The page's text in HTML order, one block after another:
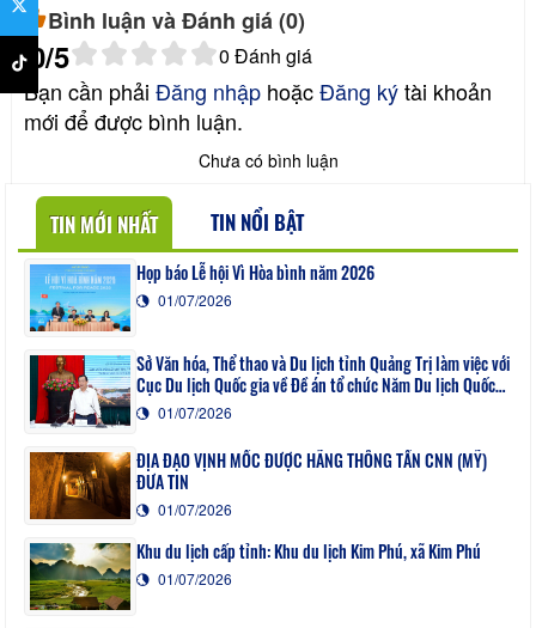
Bình luận và Đánh giá (0)
0/5 0 Đánh giá
Bạn cần phải Đăng nhập hoặcĐăng kýtài khoản
mới để được bình luận.
Chưa có bình luận
TIN MỚI NHẤT TIN NỔI BẬT
Họp báo Lễ hội Vì Hòa bình năm 2026
01/07/2026
Sở Văn hóa, Thể thao và Du lịch tỉnh Quảng Trị làm việc với
Cục Du lịch Quốc gia về Đề án tổ chức Năm Du lịch Quốc
gia - Quảng Trị 2027
01/07/2026
ĐỊA ĐẠO VỊNH MỐC ĐƯỢC HÃNG THÔNG TẤN CNN (MỸ)
ĐƯA TIN
01/07/2026
Khu du lịch cấp tỉnh: Khu du lịch Kim Phú, xã Kim Phú
01/07/2026